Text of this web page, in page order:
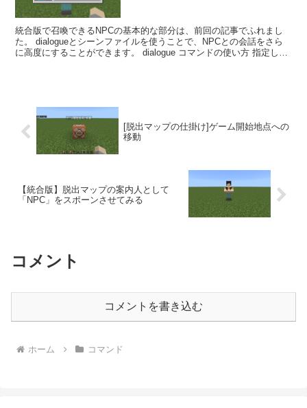
統合版で召喚できるNPCの基本的な部分は、前回の記事でふれまし
た。 dialogueとシーンファイルを使うことで、NPCとの会話をさら
に高度にすることができます。 dialogue コマンドの使い方 指定した
[脱出マップの仕掛け]ゲーム開始地点への
移動
【統合版】脱出マップの案内人として
「NPC」をスポーンさせてみる
コメント
コメントを書き込む
ホーム コマンド